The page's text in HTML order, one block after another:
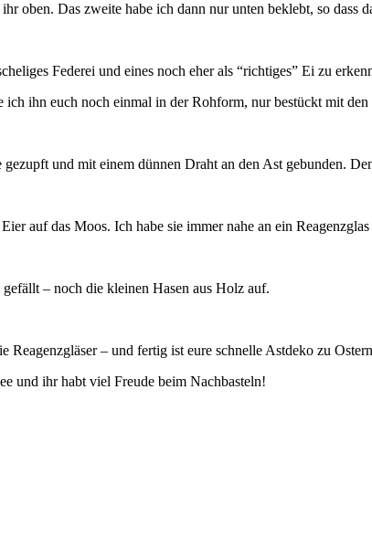
oben. Das zweite habe ich dann nur unten beklebt, so dass
Federei und eines noch eher als “richtiges” Ei zu
ihn euch noch einmal in der Rohform, nur bestückt mit
und mit einem dünnen Draht an den Ast gebunden.
auf das Moos. Ich habe sie immer nahe an ein
– noch die kleinen Hasen aus Holz auf.
Reagenzgläser – und fertig ist eure schnelle Astdeko zu
und ihr habt viel Freude beim Nachbasteln!